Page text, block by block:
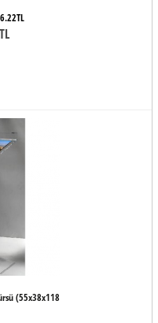
(55x38x118